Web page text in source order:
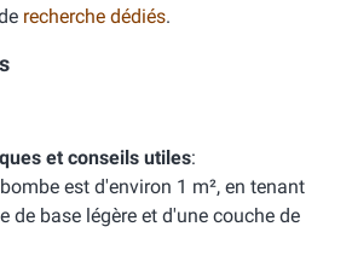
recherche dédiés.
et conseils utiles:
est d'environ 1 m², en tenant
de base légère et d'une couche de